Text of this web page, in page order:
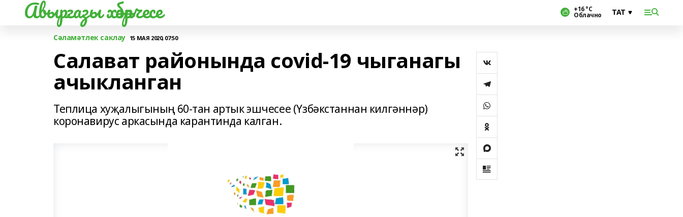
Авыргазы хәбәрчесе +16 °С
Облачно
Сәламәтлек саклау 15 МАЯ 2020, 07:50
Салават районында covid-19 чыганагы
ачыкланган
Теплица хуҗалыгының 60-тан артык эшчесее (Үзбәкстаннан килгәннәр)
коронавирус аркасында карантинда калган.